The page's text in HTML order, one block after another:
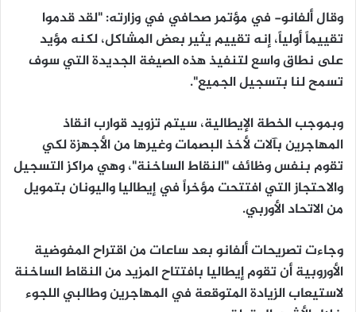
وقال ألفانو- في مؤتمر صحافي في وزارته: "لقد قدموا
تقييماً أولياً، إنه تقييم يثير بعض المشاكل، لكنه مؤيد
على نطاق واسع لتنفيذ هذه الصيغة الجديدة التي سوف
تسمح لنا بتسجيل الجميع".
وبموجب الخطة الإيطالية، سيتم تزويد قوارب انقاذ
المهاجرين بآلات لأخذ البصمات وغيرها من الأجهزة لكي
تقوم بنفس وظائف "النقاط الساخنة"، وهي مراكز التسجيل
والاحتجاز التي افتتحت مؤخراً في إيطاليا واليونان بتمويل
من الاتحاد الأوربي.
وجاءت تصريحات ألفانو بعد ساعات من اقتراح المفوضية
الأوروبية أن تقوم إيطاليا بافتتاح المزيد من النقاط الساخنة
لاستيعاب الزيادة المتوقعة في المهاجرين وطالبي اللجوء